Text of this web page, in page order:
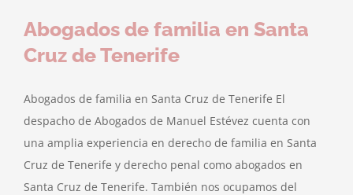
Abogados de familia en Santa
Cruz de Tenerife
Abogados de familia en Santa Cruz de Tenerife El
despacho de Abogados de Manuel Estévez cuenta con
una amplia experiencia en derecho de familia en Santa
Cruz de Tenerife y derecho penal como abogados en
Santa Cruz de Tenerife. También nos ocupamos del